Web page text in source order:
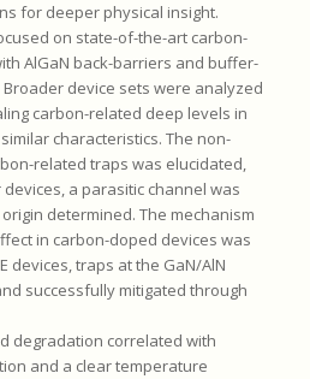
for deeper physical insight.
on state-of-the-art carbon-
AlGaN back-barriers and buffer-
device sets were analyzed
carbon-related deep levels in
characteristics. The non-
related traps was elucidated,
a parasitic channel was
determined. The mechanism
in carbon-doped devices was
devices, traps at the GaN/AlN
successfully mitigated through
degradation correlated with
and a clear temperature